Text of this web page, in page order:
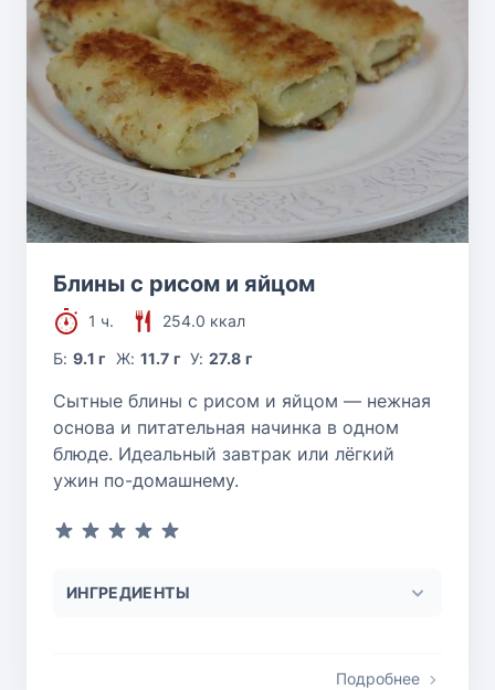
Блины с рисом и яйцом
1 ч.
254.0 ккал
Б:9.1 г Ж: 11.7 г У:27.8 г
Сытные блины с рисом и яйцом — нежная
основа и питательная начинка в одном
блюде. Идеальный завтрак или лёгкий
ужин по-домашнему.
ИНГРЕДИЕНТЫ
Подробнее